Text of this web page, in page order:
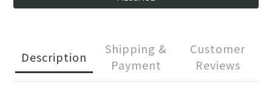
Description
Shipping &
Payment
Customer
Reviews